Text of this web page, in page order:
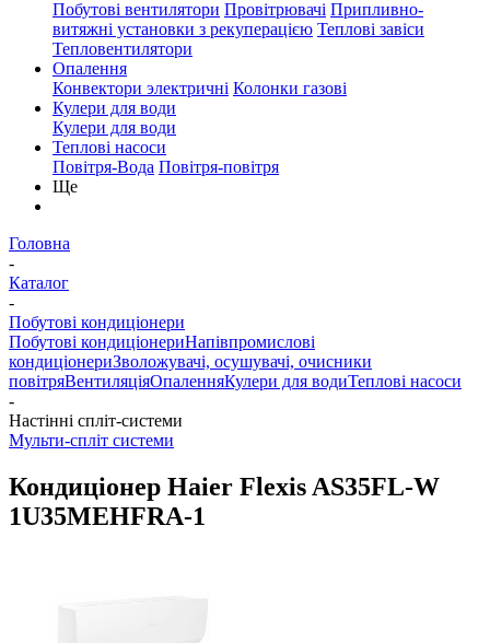
Побутові вентилятори Провітрювачі Припливно-
витяжні установки з рекуперацією Теплові завіси
Тепловентилятори
Опалення
Конвектори электричні Колонки газові
Кулери для води
Кулери для води
Теплові насоси
Повітря-Вода Повітря-повітря
Ще
Головна
-
Каталог
-
Побутові кондиціонери
Побутові кондиціонериНапівпромислові
кондиціонериЗволожувачі, осушувачі, очисники
повітряВентиляціяОпаленняКулери для водиТеплові насоси
-
Настінні спліт-системи
Мульти-спліт системи
Кондиціонер Haier Flexis AS35FL-W
1U35MEHFRA-1